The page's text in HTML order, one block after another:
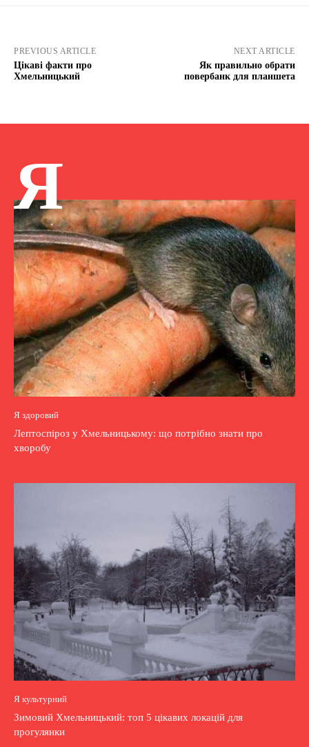
PREVIOUS ARTICLE
Цікаві факти про
Хмельницький
NEXT ARTICLE
Як правильно обрати
повербанк для планшета
Я
Я здоровий
Лептоспіроз у Хмельницькому: що потрібно знати про
хворобу
Я культурний
Зимовий Хмельницький: топ 5 цікавих локацій для
прогулянки